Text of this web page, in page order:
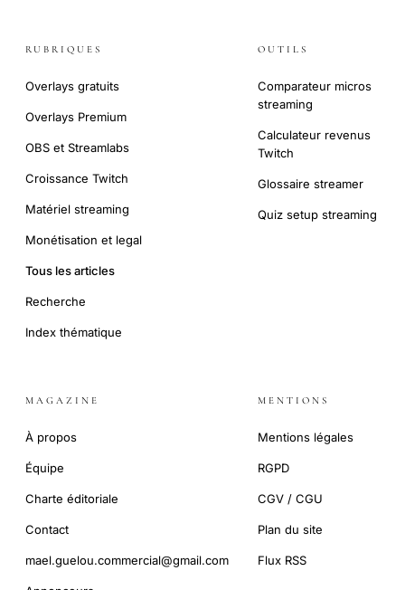
RUBRIQUES
Overlays gratuits
Overlays Premium
OBS et Streamlabs
Croissance Twitch
Matériel streaming
Monétisation et legal
Tous les articles
Recherche
Index thématique
OUTILS
Comparateur micros
streaming
Calculateur revenus
Twitch
Glossaire streamer
Quiz setup streaming
MAGAZINE
À propos
Équipe
Charte éditoriale
Contact
mael.guelou.commercial@gmail.com
MENTIONS
Mentions légales
RGPD
CGV / CGU
Plan du site
Flux RSS